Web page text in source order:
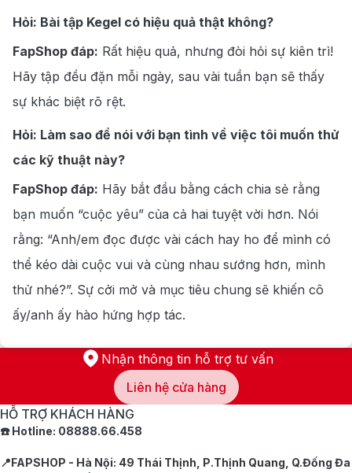
Hỏi: Bài tập Kegel có hiệu quả thật không?
FapShop đáp: Rất hiệu quả, nhưng đòi hỏi sự kiên trì!
Hãy tập đều đặn mỗi ngày, sau vài tuần bạn sẽ thấy
sự khác biệt rõ rệt.
Hỏi: Làm sao để nói với bạn tình về việc tôi muốn thử
các kỹ thuật này?
FapShop đáp: Hãy bắt đầu bằng cách chia sẻ rằng
bạn muốn “cuộc yêu” của cả hai tuyệt vời hơn. Nói
rằng: “Anh/em đọc được vài cách hay ho để mình có
thể kéo dài cuộc vui và cùng nhau sướng hơn, mình
thử nhé?”. Sự cởi mở và mục tiêu chung sẽ khiến cô
ấy/anh ấy hào hứng hợp tác.
Nhận thông tin hỗ trợ tư vấn
Liên hệ cửa hàng
HỖ TRỢ KHÁCH HÀNG
☎️ Hotline: 08888.66.458
📍FAPSHOP - Hà Nội: 49 Thái Thịnh, P.Thịnh Quang, Q.Đống Đa